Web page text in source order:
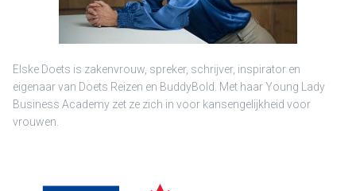
Elske Doets is zakenvrouw, spreker, schrijver, inspirator en
eigenaar van Doets Reizen en BuddyBold. Met haar Young Lady
Business Academy zet ze zich in voor kansengelijkheid voor
vrouwen.